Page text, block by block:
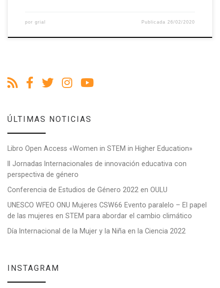
por grial Publicada 26/02/2020
ÚLTIMAS NOTICIAS
Libro Open Access «Women in STEM in Higher Education»
II Jornadas Internacionales de innovación educativa con
perspectiva de género
Conferencia de Estudios de Género 2022 en OULU
UNESCO WFEO ONU Mujeres CSW66 Evento paralelo – El papel
de las mujeres en STEM para abordar el cambio climático
Día Internacional de la Mujer y la Niña en la Ciencia 2022
INSTAGRAM